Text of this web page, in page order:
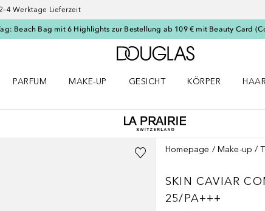
Werktage Lieferzeit
Beach Bag mit 6 Highlights zur Bestellung ab 109 € mit Beauty Card
Zur Douglas
PARFUM
MAKE-UP
GESICHT
KÖRPER
Homepage Make-up
SKIN CAVIAR
25/PA+++